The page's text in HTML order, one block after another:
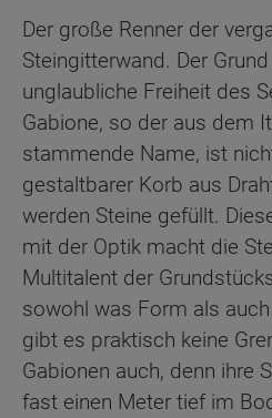
Der große Renner der
Steingitterwand. Der
unglaubliche Freiheit des
Gabione, so der aus dem
stammende Name, ist
gestaltbarer Korb aus
werden Steine gefüllt.
mit der Optik macht die
Multitalent der
sowohl was Form als
gibt es praktisch keine
Gabionen auch, denn ihre
fast einen Meter tief im